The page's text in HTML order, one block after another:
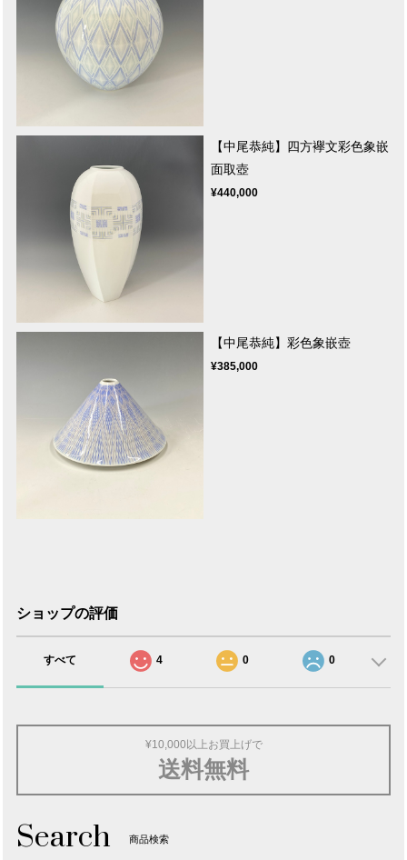
【中尾恭純】四方襷文彩色象嵌
面取壺
¥440,000
【中尾恭純】彩色象嵌壺
¥385,000
ショップの評価
すべて 4 0 0
¥10,000以上お買上げで
送料無料
Search 商品検索